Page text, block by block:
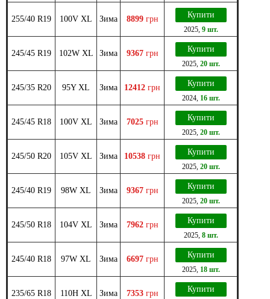
255/40 R19 100V XL Зима 8899 грн Купити
2025, 9 шт.
245/45 R19 102W XL Зима 9367 грн Купити
2025, 20 шт.
245/35 R20 95Y XL Зима 12412 грн Купити
2024, 16 шт.
245/45 R18 100V XL Зима 7025 грн Купити
2025, 20 шт.
245/50 R20 105V XL Зима 10538 грн Купити
2025, 20 шт.
245/40 R19 98W XL Зима 9367 грн Купити
2025, 20 шт.
245/50 R18 104V XL Зима 7962 грн Купити
2025, 8 шт.
245/40 R18 97W XL Зима 6697 грн Купити
2025, 18 шт.
235/65 R18 110H XL Зима 7353 грн Купити